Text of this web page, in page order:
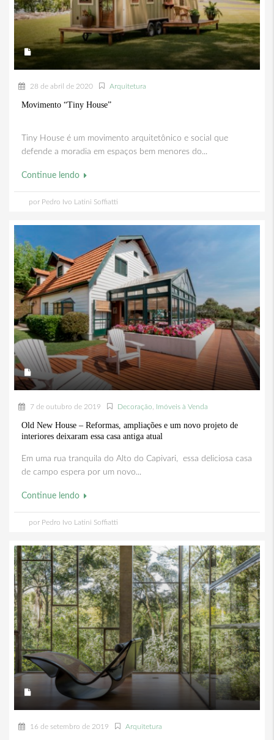
28 de abril de 2020 Arquitetura
Movimento “Tiny House”
Tiny House é um movimento arquitetônico e social que
defende a moradia em espaços bem menores do...
Continue lendo
por Pedro Ivo Latini Soffiatti
7 de outubro de 2019 Decoração Imóveis à Venda
Old New House – Reformas, ampliações e um novo projeto de
interiores deixaram essa casa antiga atual
Em uma rua tranquila do Alto do Capivari, essa deliciosa casa
de campo espera por um novo...
Continue lendo
por Pedro Ivo Latini Soffiatti
16 de setembro de 2019 Arquitetura